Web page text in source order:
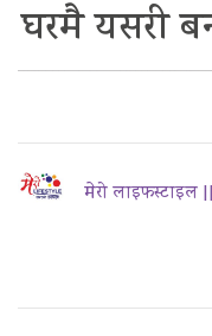
घरमै यसरी
मेरो लाइफस्टाइल ||